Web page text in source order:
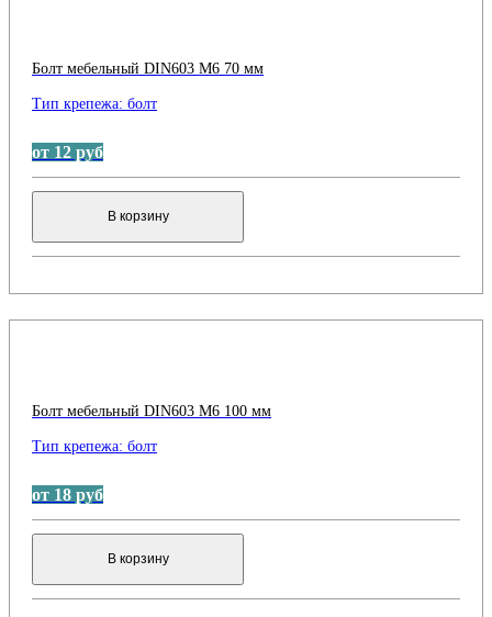
Болт мебельный DIN603 М6 70 мм
Тип крепежа: болт
от 12 руб
В корзину
Болт мебельный DIN603 М6 100 мм
Тип крепежа: болт
от 18 руб
В корзину